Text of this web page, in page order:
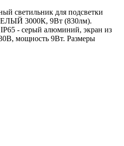
светильник для подсветки
3000К, 9Вт (830лм).
- серый алюминий, экран из
мощность 9Вт. Размеры